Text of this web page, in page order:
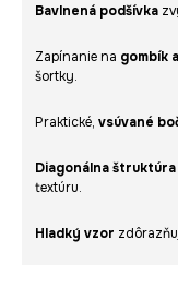
Bavlnená podšívka
Zapínanie na gombík
šortky.
Praktické, vsúvané
Diagonálna štruktúra
textúru.
Hladký vzor